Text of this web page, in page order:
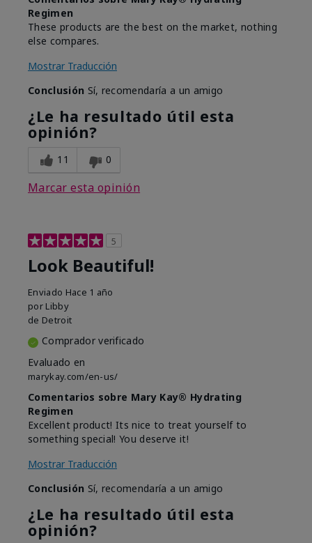
Regimen
These products are the best on the market, nothing
else compares.
Mostrar Traducción
Conclusión Sí, recomendaría a un amigo
¿Le ha resultado útil esta
opinión?
11 0
Marcar esta opinión
5
Look Beautiful!
Enviado Hace 1 año
por Libby
de Detroit
Comprador verificado
Evaluado en
marykay.com/en-us/
Comentarios sobre Mary Kay® Hydrating
Regimen
Excellent product! Its nice to treat yourself to
something special! You deserve it!
Mostrar Traducción
Conclusión Sí, recomendaría a un amigo
¿Le ha resultado útil esta
opinión?